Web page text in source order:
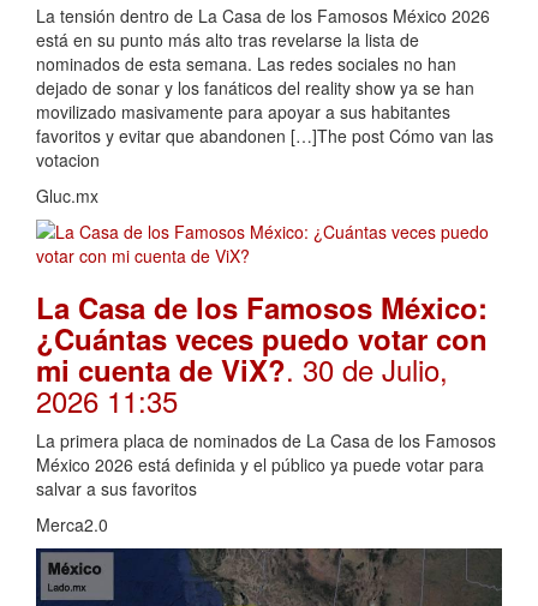
La tensión dentro de La Casa de los Famosos México 2026
está en su punto más alto tras revelarse la lista de
nominados de esta semana. Las redes sociales no han
dejado de sonar y los fanáticos del reality show ya se han
movilizado masivamente para apoyar a sus habitantes
favoritos y evitar que abandonen […]The post Cómo van las
votacion
Gluc.mx
La Casa de los Famosos México:
¿Cuántas veces puedo votar con
mi cuenta de ViX?. 30 de Julio,
2026 11:35
La primera placa de nominados de La Casa de los Famosos
México 2026 está definida y el público ya puede votar para
salvar a sus favoritos
Merca2.0